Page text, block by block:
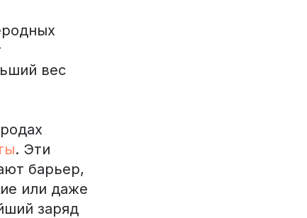
вес
. Эти
барьер,
или даже
заряд